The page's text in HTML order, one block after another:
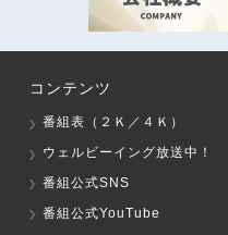
コンテンツ
番組表（２Ｋ／４Ｋ）
ウェルビーイング放送中！
番組公式SNS
番組公式YouTube